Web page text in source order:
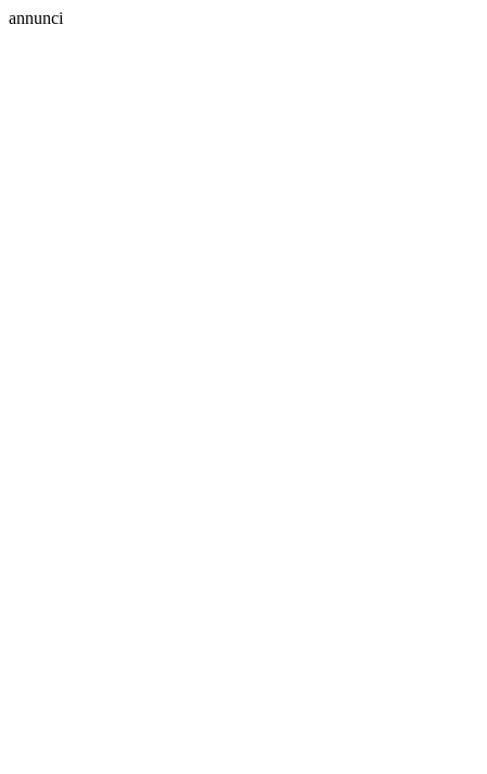
annunci